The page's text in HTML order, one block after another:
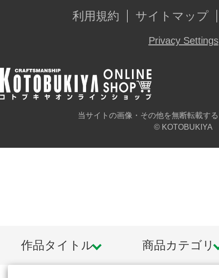
利用規約
サイトマップ
Privacy Settings
当サイトの画像・その他を無断転載す
© KOTOBUKIYA
作品タイトル 商品カテゴリ